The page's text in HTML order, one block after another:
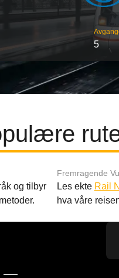
5
og tilbyr
Fremragende
Les ekte Rail
hva våre
—